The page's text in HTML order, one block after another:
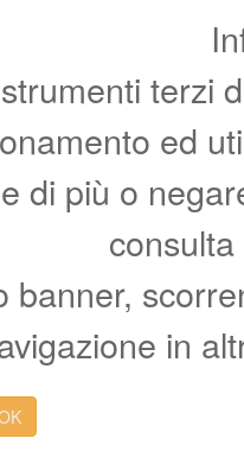
terzi
ed
di più o
banner,
in